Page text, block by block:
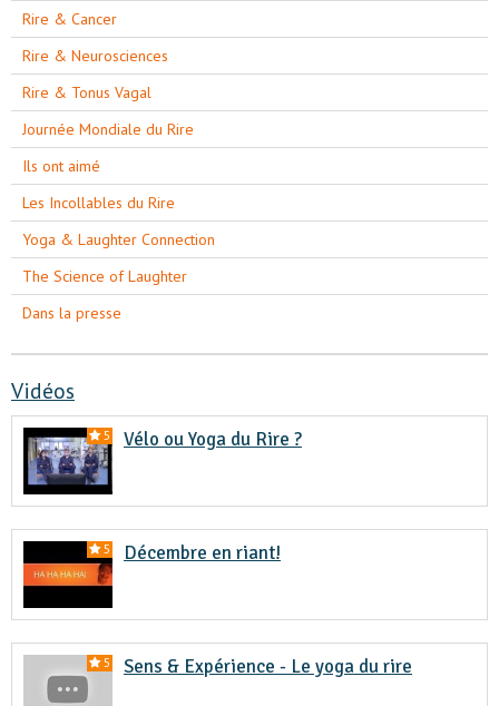
Rire & Cancer
Rire & Neurosciences
Rire & Tonus Vagal
Journée Mondiale du Rire
Ils ont aimé
Les Incollables du Rire
Yoga & Laughter Connection
The Science of Laughter
Dans la presse
Vidéos
5 Vélo ou Yoga du Rire ?
5 Décembre en riant!
5 Sens & Expérience - Le yoga du rire